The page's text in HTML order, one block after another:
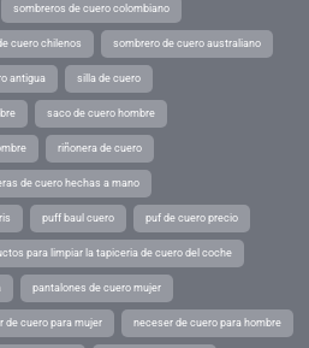
sombreros de cuero colombiano
cuero chilenos sombrero de cuero australiano
antigua silla de cuero
saco de cuero hombre
riñonera de cuero
de cuero hechas a mano
puff baul cuero puf de cuero precio
para limpiar la tapiceria de cuero del coche
pantalones de cuero mujer
de cuero para mujer neceser de cuero para hombre